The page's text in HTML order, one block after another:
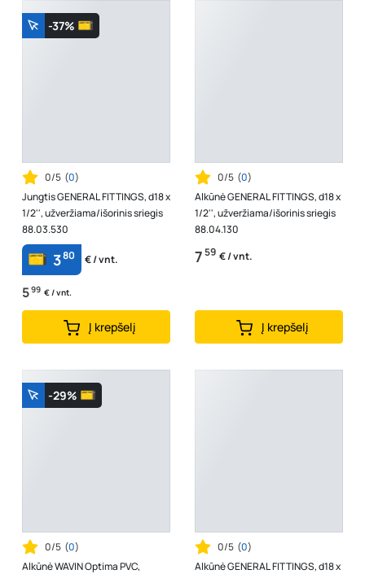
-37%
0/5 (0)
Jungtis GENERAL FITTINGS, d18 x
1/2'', užveržiama/išorinis sriegis
88.03.530
380 € / vnt.
599 € / vnt.
Į krepšelį
0/5 (0)
Alkūnė GENERAL FITTINGS, d18 x
1/2'', užveržiama/išorinis sriegis
88.04.130
759 € / vnt.
Į krepšelį
-29%
0/5 (0)
Alkūnė WAVIN Optima PVC,
0/5 (0)
Alkūnė GENERAL FITTINGS, d18 x